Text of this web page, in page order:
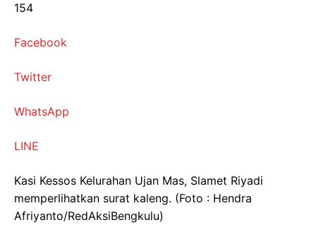
154
Facebook
Twitter
WhatsApp
LINE
Kasi Kessos Kelurahan Ujan Mas, Slamet Riyadi
memperlihatkan surat kaleng. (Foto : Hendra
Afriyanto/RedAksiBengkulu)